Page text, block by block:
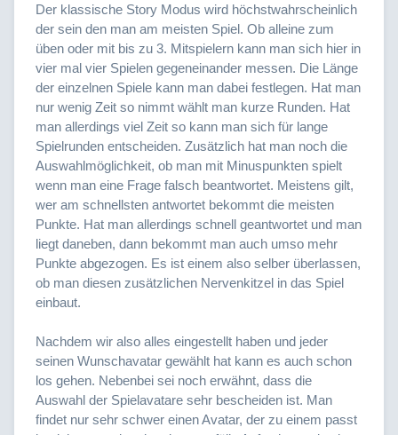
Der klassische Story Modus wird höchstwahrscheinlich
der sein den man am meisten Spiel. Ob alleine zum
üben oder mit bis zu 3. Mitspielern kann man sich hier in
vier mal vier Spielen gegeneinander messen. Die Länge
der einzelnen Spiele kann man dabei festlegen. Hat man
nur wenig Zeit so nimmt wählt man kurze Runden. Hat
man allerdings viel Zeit so kann man sich für lange
Spielrunden entscheiden. Zusätzlich hat man noch die
Auswahlmöglichkeit, ob man mit Minuspunkten spielt
wenn man eine Frage falsch beantwortet. Meistens gilt,
wer am schnellsten antwortet bekommt die meisten
Punkte. Hat man allerdings schnell geantwortet und man
liegt daneben, dann bekommt man auch umso mehr
Punkte abgezogen. Es ist einem also selber überlassen,
ob man diesen zusätzlichen Nervenkitzel in das Spiel
einbaut.
Nachdem wir also alles eingestellt haben und jeder
seinen Wunschavatar gewählt hat kann es auch schon
los gehen. Nebenbei sei noch erwähnt, dass die
Auswahl der Spielavatare sehr bescheiden ist. Man
findet nur sehr schwer einen Avatar, der zu einem passt